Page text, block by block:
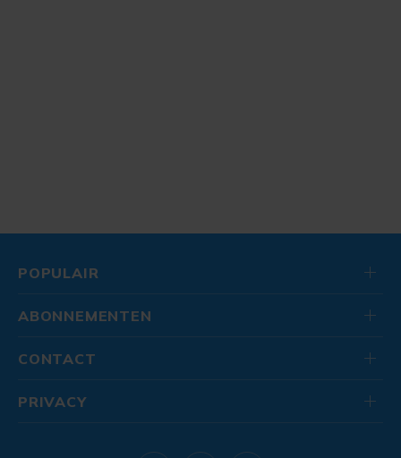
POPULAIR
ABONNEMENTEN
CONTACT
PRIVACY